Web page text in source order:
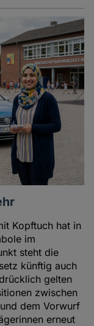
Kopftuch hat in
im
steht die
künftig auch
gelten
zwischen
dem Vorwurf
erneut